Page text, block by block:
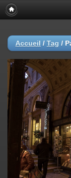
Accueil / Tag /